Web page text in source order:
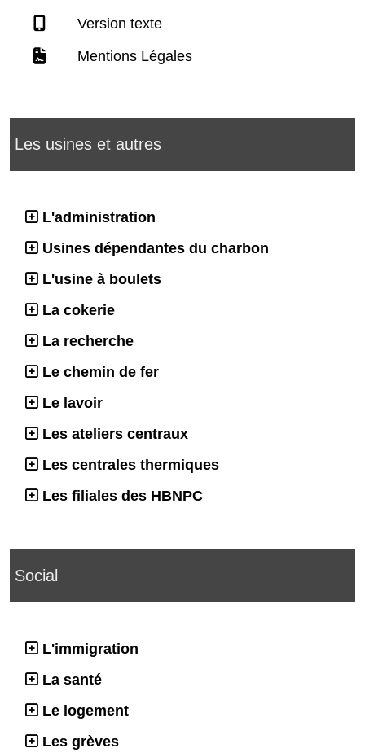
Version texte
Mentions Légales
Les usines et autres
L'administration
Usines dépendantes du charbon
L'usine à boulets
La cokerie
La recherche
Le chemin de fer
Le lavoir
Les ateliers centraux
Les centrales thermiques
Les filiales des HBNPC
Social
L'immigration
La santé
Le logement
Les grèves